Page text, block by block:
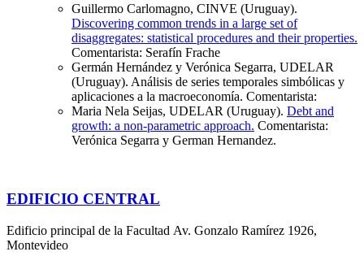
Guillermo Carlomagno, CINVE (Uruguay).
Discovering common trends in a large set of
disaggregates: statistical procedures and their properties.
Comentarista: Serafín Frache
Germán Hernández y Verónica Segarra, UDELAR
(Uruguay). Análisis de series temporales simbólicas y
aplicaciones a la macroeconomía. Comentarista:
Maria Nela Seijas, UDELAR (Uruguay). Debt and
growth: a non-parametric approach. Comentarista:
Verónica Segarra y German Hernandez.
EDIFICIO CENTRAL
Edificio principal de la Facultad Av. Gonzalo Ramírez 1926,
Montevideo